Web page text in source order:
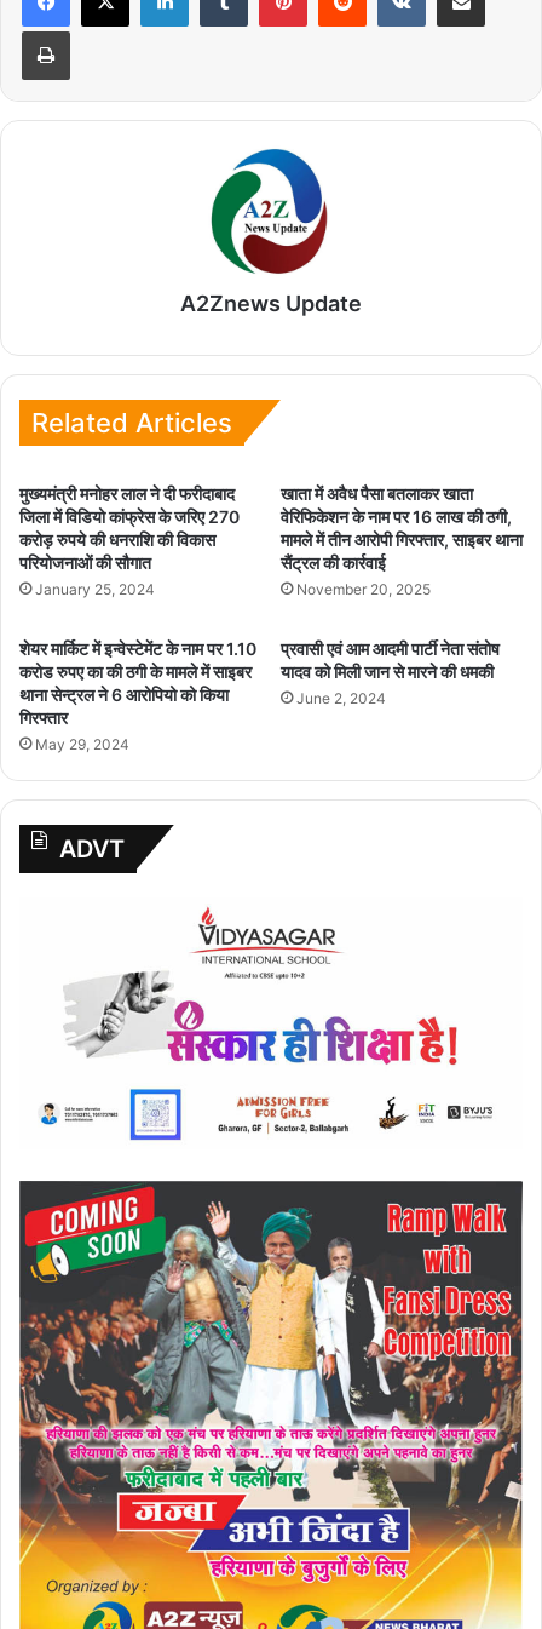
A2Znews Update
Related Articles
मुख्यमंत्री मनोहर लाल ने दी फरीदाबाद
जिला में विडियो कांफ्रेस के जरिए 270
करोड़ रुपये की धनराशि की विकास
परियोजनाओं की सौगात
January 25, 2024
खाता में अवैध पैसा बतलाकर खाता
वेरिफिकेशन के नाम पर 16 लाख की ठगी,
मामले में तीन आरोपी गिरफ्तार, साइबर थाना
सैंट्रल की कार्रवाई
November 20, 2025
शेयर मार्किट में इन्वेस्टेमेंट के नाम पर 1.10
करोड रुपए का की ठगी के मामले में साइबर
थाना सेन्ट्रल ने 6 आरोपियो को किया
गिरफ्तार
May 29, 2024
प्रवासी एवं आम आदमी पार्टी नेता संतोष
यादव को मिली जान से मारने की धमकी
June 2, 2024
ADVT